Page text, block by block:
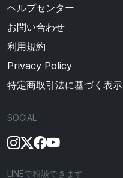
ヘルプセンター
お問い合わせ
利用規約
Privacy Policy
特定商取引法に基づく表示
SOCIAL
LINEで相談できます